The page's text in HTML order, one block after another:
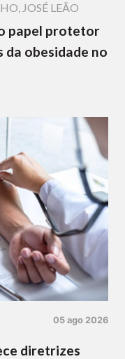
, JOSÉ LEÃO
papel protetor
obesidade no
05 ago 2026
diretrizes